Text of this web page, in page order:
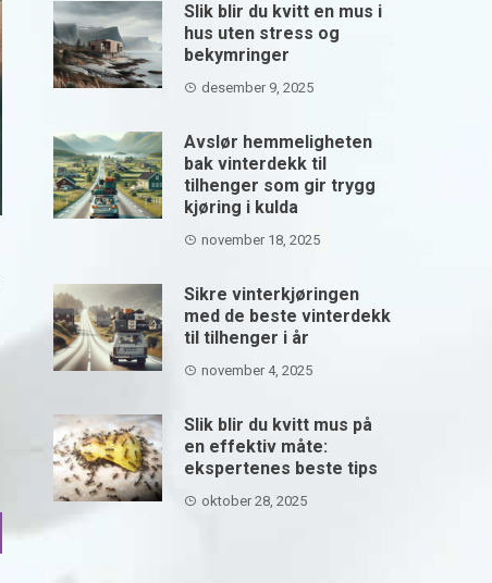
Slik blir du kvitt en mus i
hus uten stress og
bekymringer
desember 9, 2025
Avslør hemmeligheten
bak vinterdekk til
tilhenger som gir trygg
kjøring i kulda
november 18, 2025
Sikre vinterkjøringen
med de beste vinterdekk
til tilhenger i år
november 4, 2025
Slik blir du kvitt mus på
en effektiv måte:
ekspertenes beste tips
oktober 28, 2025